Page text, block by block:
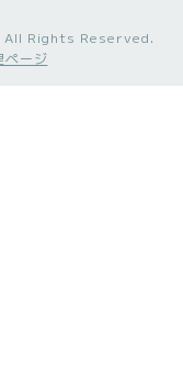
All Rights Reserved.
ページ